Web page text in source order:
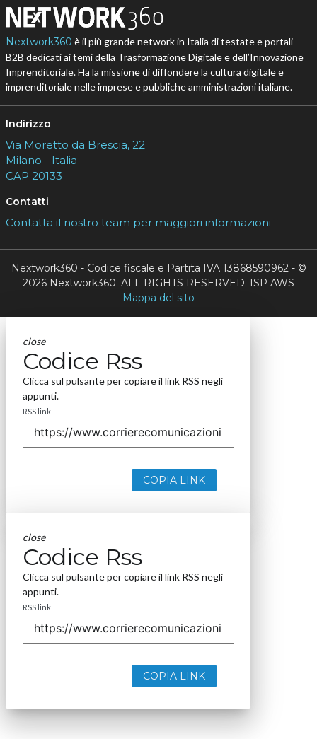
Nextwork360 è il più grande network in Italia di testate e portali
B2B dedicati ai temi della Trasformazione Digitale e dell’Innovazione
Imprenditoriale. Ha la missione di diffondere la cultura digitale e
imprenditoriale nelle imprese e pubbliche amministrazioni italiane.
Indirizzo
Via Moretto da Brescia, 22
Milano - Italia
CAP 20133
Contatti
Contatta il nostro team per maggiori informazioni
Nextwork360 - Codice fiscale e Partita IVA 13868590962 - ©
2026 Nextwork360. ALL RIGHTS RESERVED. ISP AWS
Mappa del sito
close
Codice Rss
Clicca sul pulsante per copiare il link RSS negli
appunti.
RSS link
COPIA LINK
close
Codice Rss
Clicca sul pulsante per copiare il link RSS negli
appunti.
RSS link
COPIA LINK